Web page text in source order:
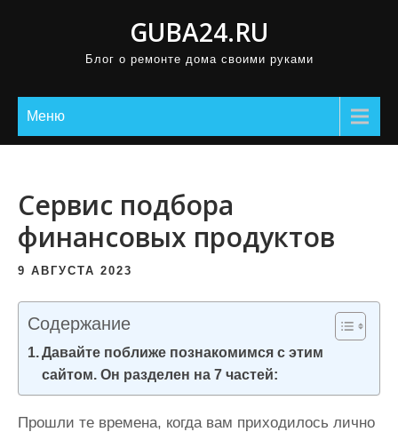
GUBA24.RU
Блог о ремонте дома своими руками
Меню
Сервис подбора
финансовых продуктов
9 АВГУСТА 2023
Содержание
Давайте поближе познакомимся с этим
сайтом. Он разделен на 7 частей:
Прошли те времена, когда вам приходилось лично